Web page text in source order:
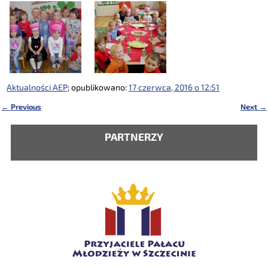
Aktualności AEP; opublikowano:17 czerwca, 2016 o 12:51
← Previous Next →
PARTNERZY